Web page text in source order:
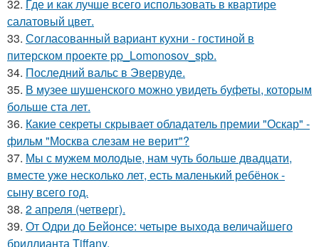
32. Где и как лучше всего использовать в квартире
салатовый цвет.
33. Согласованный вариант кухни - гостиной в
питерском проекте pp_Lomonosov_spb.
34. Последний вальс в Эвервуде.
35. В музее шушенского можно увидеть буфеты, которым
больше ста лет.
36. Какие секреты скрывает обладатель премии "Оскар" -
фильм "Москва слезам не верит"?
37. Мы с мужем молодые, нам чуть больше двадцати,
вместе уже несколько лет, есть маленький ребёнок -
сыну всего год.
38. 2 апреля (четверг).
39. От Одри до Бейонсе: четыре выхода величайшего
бриллианта Tiffany.